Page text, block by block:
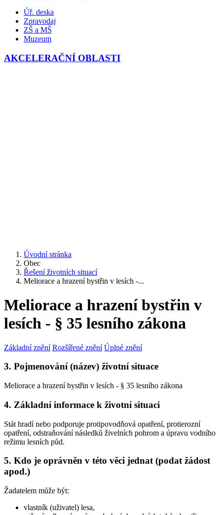
Úř. deska
Zpravodaj
ZŠ a MŠ
Muzeum
AKCELERAČNÍ OBLASTI
Úvodní stránka
Obec
Řešení životních situací
Meliorace a hrazení bystřin v lesích -...
Meliorace a hrazení bystřin v
lesích - § 35 lesního zákona
Základní znění Rozšířené znění Úplné znění
3. Pojmenování (název) životní situace
Meliorace a hrazení bystřin v lesích - § 35 lesního zákona
4. Základní informace k životní situaci
Stát hradí nebo podporuje protipovodňová opatření, protierozní
opatření, odstraňování následků živelních pohrom a úpravu vodního
režimu lesních půd.
5. Kdo je oprávněn v této věci jednat (podat žádost
apod.)
Žadatelem může být:
vlastník (uživatel) lesa,